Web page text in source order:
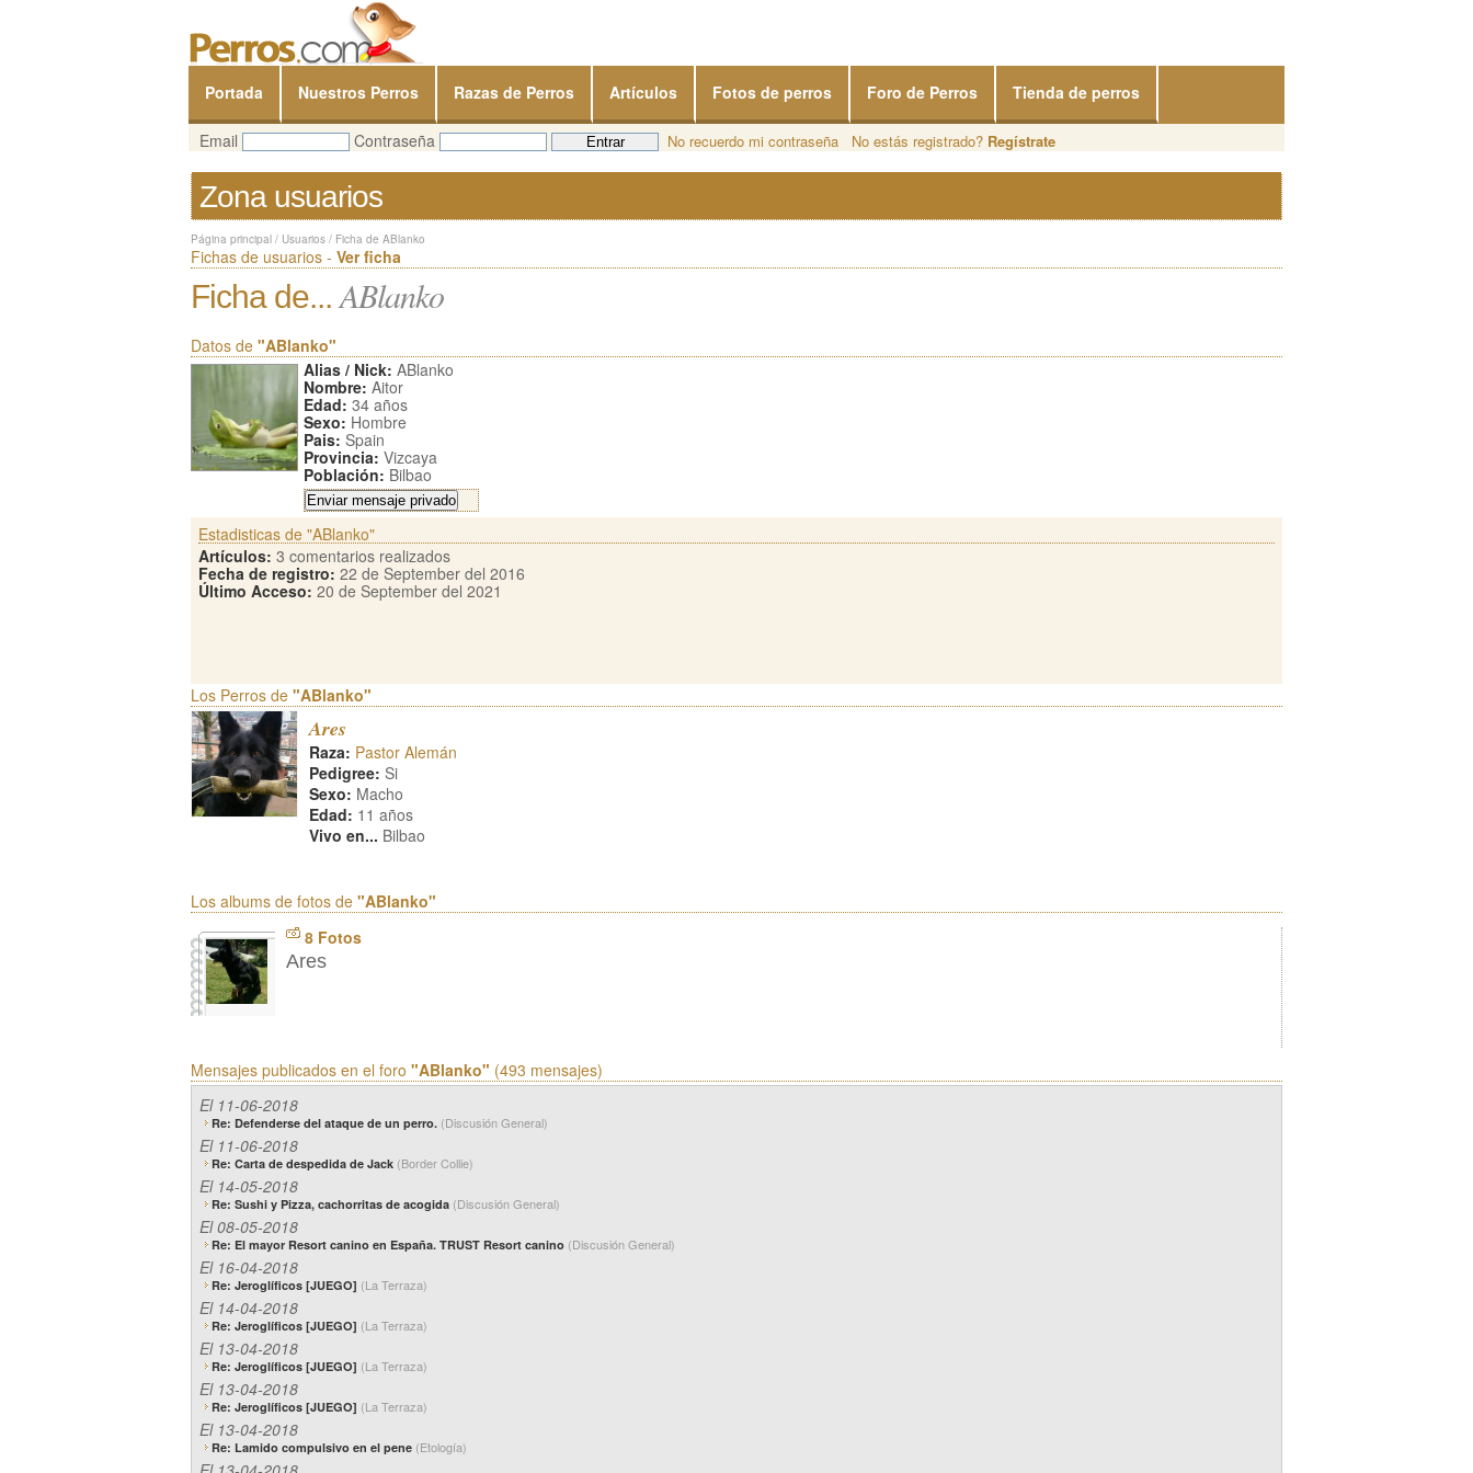
Portada Nuestros Perros Razas de Perros Artículos Fotos de perros Foro de Perros Tienda de perros
Email Contraseña No recuerdo mi contraseña No estás registrado? Regístrate
Zona usuarios
Página principal / Usuarios / Ficha de ABlanko
Fichas de usuarios - Ver ficha
Ficha de... ABlanko
Datos de "ABlanko"
Alias / Nick: ABlanko
Nombre: Aitor
Edad: 34 años
Sexo: Hombre
Pais: Spain
Provincia: Vizcaya
Población: Bilbao
Estadisticas de "ABlanko"
Artículos: 3 comentarios realizados
Fecha de registro: 22 de September del 2016
Último Acceso: 20 de September del 2021
Los Perros de "ABlanko"
Ares
Raza: Pastor Alemán
Pedigree: Si
Sexo: Macho
Edad: 11 años
Vivo en... Bilbao
Los albums de fotos de "ABlanko"
8 Fotos
Ares
Mensajes publicados en el foro "ABlanko" (493 mensajes)
El 11-06-2018
Re: Defenderse del ataque de un perro. (Discusión General)
El 11-06-2018
Re: Carta de despedida de Jack (Border Collie)
El 14-05-2018
Re: Sushi y Pizza, cachorritas de acogida (Discusión General)
El 08-05-2018
Re: El mayor Resort canino en España. TRUST Resort canino (Discusión General)
El 16-04-2018
Re: Jeroglíficos [JUEGO] (La Terraza)
El 14-04-2018
Re: Jeroglíficos [JUEGO] (La Terraza)
El 13-04-2018
Re: Jeroglíficos [JUEGO] (La Terraza)
El 13-04-2018
Re: Jeroglíficos [JUEGO] (La Terraza)
El 13-04-2018
Re: Lamido compulsivo en el pene (Etología)